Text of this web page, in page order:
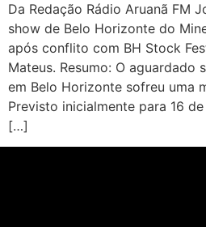
Da Redação Rádio Aruanã FM
show de Belo Horizonte do
após conflito com BH Stock
Mateus. Resumo: O aguardado
em Belo Horizonte sofreu uma
Previsto inicialmente para 16
[…]